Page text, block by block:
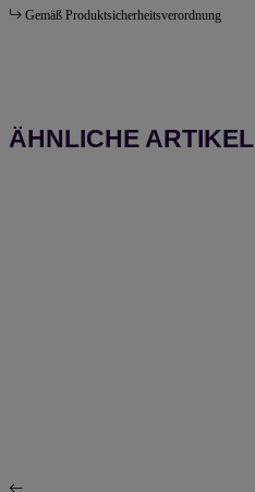
Gemäß Produktsicherheitsverordnung
ÄHNLICHE ARTIKEL